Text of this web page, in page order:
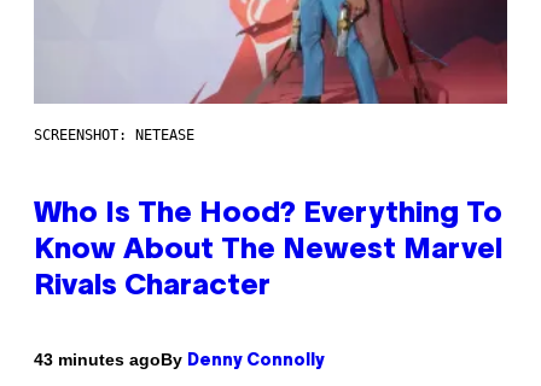
SCREENSHOT: NETEASE
Who Is The Hood? Everything To
Know About The Newest Marvel
Rivals Character
43 minutes agoBy Denny Connolly